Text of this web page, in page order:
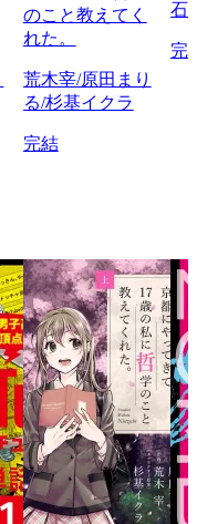
のこと教えてく
れた。
荒木宰/原田まり
る/杉基イクラ
完結
石
完